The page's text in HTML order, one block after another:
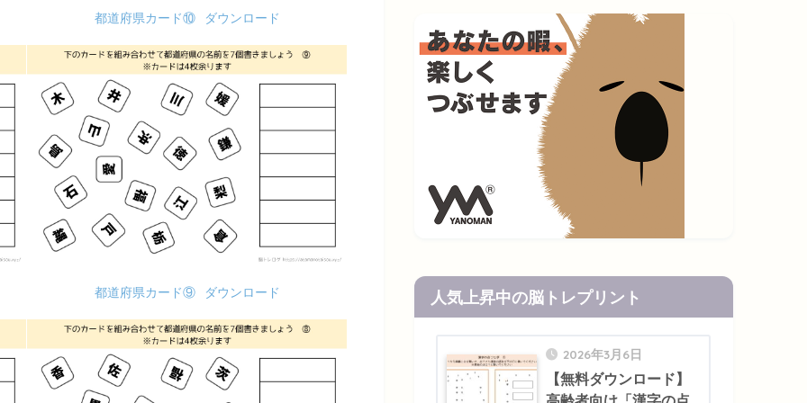
都道府県カード⑩ ダウンロード
都道府県カード⑨ ダウンロード 人気上昇中の脳トレプリント
2026年3月6日
【無料ダウンロード】